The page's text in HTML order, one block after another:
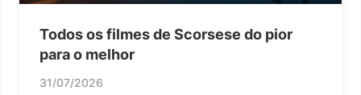
Todos os filmes de Scorsese do pior
para o melhor
31/07/2026